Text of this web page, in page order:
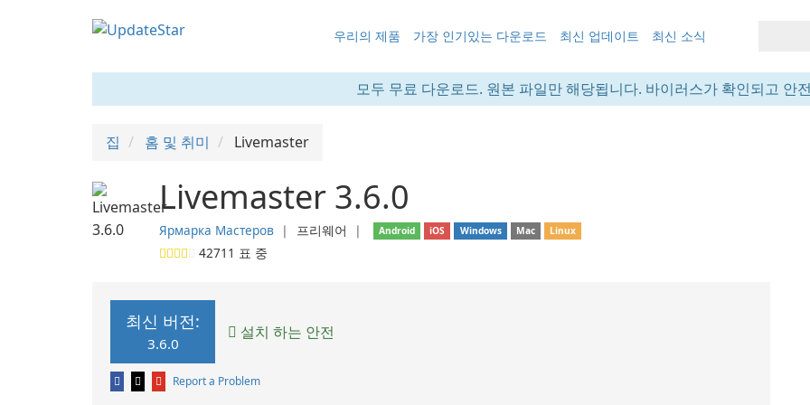
우리의 제품 가장 인기있는 다운로드 최신 업데이트 최신 소식
모두 무료 다운로드. 원본 파일만 해당됩니다. 바이러스가 확인되고 안
집 홈 및 취미 Livemaster
Livemaster 3.6.0
Ярмарка Мастеров ❘ 프리웨어 ❘ Android iOS Windows Mac Linux
42711 표 중
최신 버전:
3.6.0
설치 하는 안전
Report a Problem